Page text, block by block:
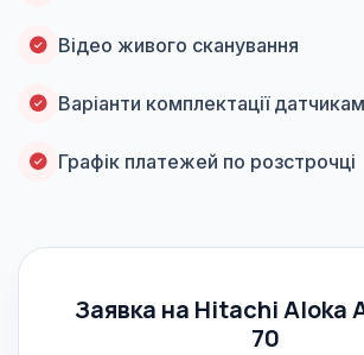
Відео живого сканування
Варіанти комплектації
Графік платежей по розстрочці
Заявка на Hitachi Aloka
70